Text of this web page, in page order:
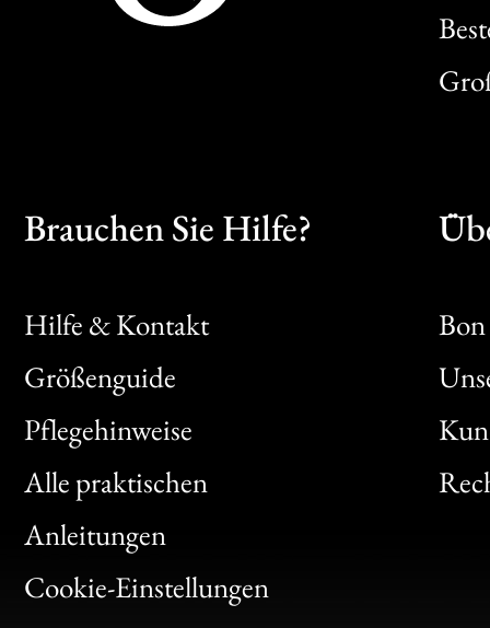
Brauchen Sie Hilfe?
Hilfe & Kontakt
Größenguide
Pflegehinweise
Alle praktischen
Anleitungen
Cookie-Einstellungen
Bon
Clic